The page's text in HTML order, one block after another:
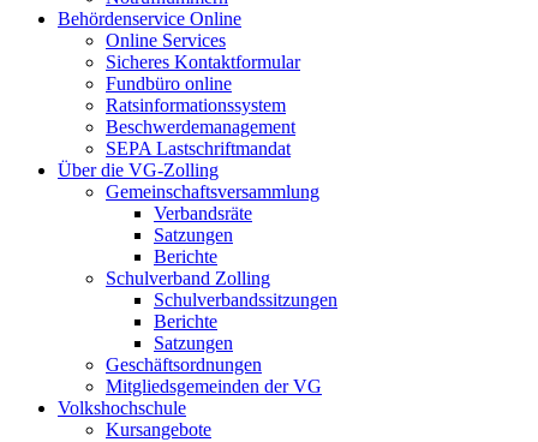
Behördenservice Online
Online Services
Sicheres Kontaktformular
Fundbüro online
Ratsinformationssystem
Beschwerdemanagement
SEPA Lastschriftmandat
Über die VG-Zolling
Gemeinschaftsversammlung
Verbandsräte
Satzungen
Berichte
Schulverband Zolling
Schulverbandssitzungen
Berichte
Satzungen
Geschäftsordnungen
Mitgliedsgemeinden der VG
Volkshochschule
Kursangebote